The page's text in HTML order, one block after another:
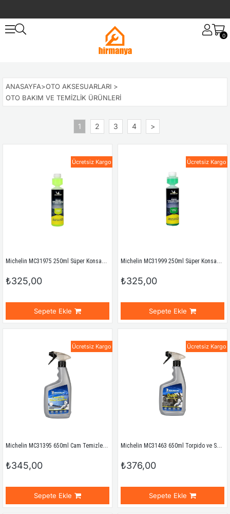
0
ANASAYFA>OTO AKSESUARLARI >
OTO BAKIM VE TEMIZLIK ÜRÜNLERI
1 2 3 4 >
Michelin MC31975 250ml Süper Konsantre Cam Suyu Katlısı Limon Aromalı
₺325,00
Sepete Ekle
Ücretsiz Kargo
Michelin MC31999 250ml Süper Konsantre Cam Suyu Katlısı Bahar Kokulu
₺325,00
Sepete Ekle
Ücretsiz Kargo
Michelin MC31395 650ml Cam Temizleyici Köpük Sprey
₺345,00
Sepete Ekle
Ücretsiz Kargo
Michelin MC31463 650ml Torpido ve Suni Deri Temizleme ve Bakım Spreyi
₺376,00
Sepete Ekle
Ücretsiz Kargo